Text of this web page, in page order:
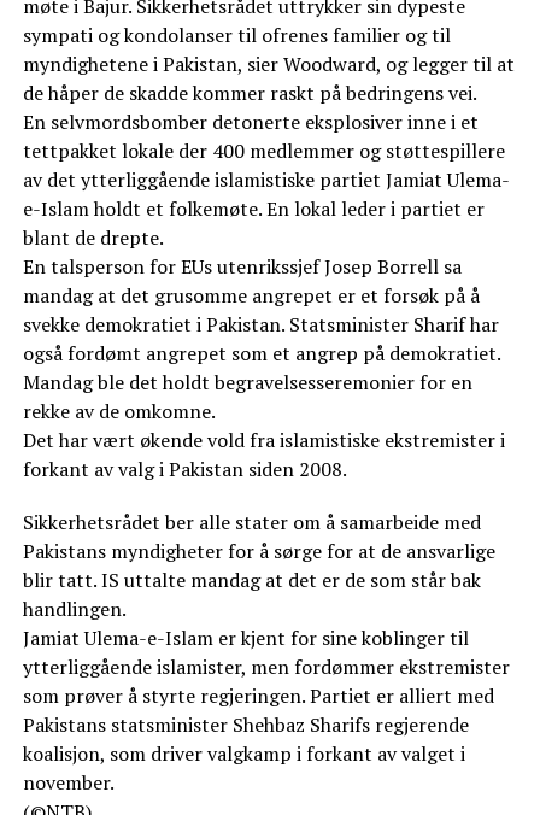
møte i Bajur. Sikkerhetsrådet uttrykker sin dypeste
sympati og kondolanser til ofrenes familier og til
myndighetene i Pakistan, sier Woodward, og legger til at
de håper de skadde kommer raskt på bedringens vei.
En selvmordsbomber detonerte eksplosiver inne i et
tettpakket lokale der 400 medlemmer og støttespillere
av det ytterliggående islamistiske partiet Jamiat Ulema-
e-Islam holdt et folkemøte. En lokal leder i partiet er
blant de drepte.
En talsperson for EUs utenrikssjef Josep Borrell sa
mandag at det grusomme angrepet er et forsøk på å
svekke demokratiet i Pakistan. Statsminister Sharif har
også fordømt angrepet som et angrep på demokratiet.
Mandag ble det holdt begravelsesseremonier for en
rekke av de omkomne.
Det har vært økende vold fra islamistiske ekstremister i
forkant av valg i Pakistan siden 2008.
Sikkerhetsrådet ber alle stater om å samarbeide med
Pakistans myndigheter for å sørge for at de ansvarlige
blir tatt. IS uttalte mandag at det er de som står bak
handlingen.
Jamiat Ulema-e-Islam er kjent for sine koblinger til
ytterliggående islamister, men fordømmer ekstremister
som prøver å styrte regjeringen. Partiet er alliert med
Pakistans statsminister Shehbaz Sharifs regjerende
koalisjon, som driver valgkamp i forkant av valget i
november.